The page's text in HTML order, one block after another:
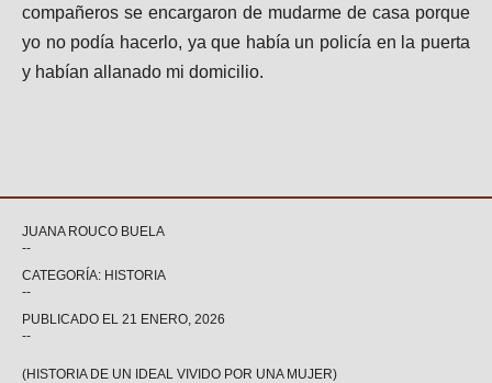
compañeros se encargaron de mudarme de casa porque
yo no podía hacerlo, ya que había un policía en la puerta
y habían allanado mi domicilio.
JUANA ROUCO BUELA
CATEGORÍA: HISTORIA
PUBLICADO EL 21 ENERO, 2026
(HISTORIA DE UN IDEAL VIVIDO POR UNA MUJER)